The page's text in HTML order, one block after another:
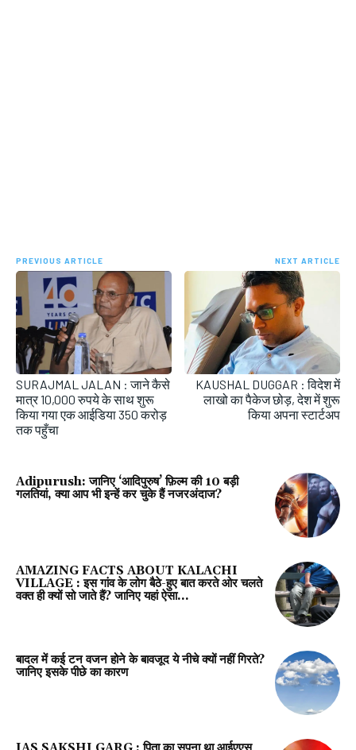
PREVIOUS ARTICLE
SURAJMAL JALAN : जाने कैसे
मात्र 10,000 रुपये के साथ शुरू
किया गया एक आईडिया 350 करोड़
तक पहुँचा
NEXT ARTICLE
KAUSHAL DUGGAR : विदेश में
लाखो का पैकेज छोड़, देश में शुरू
किया अपना स्टार्टअप
Adipurush: जानिए ‘आदिपुरुष’ फ़िल्म की 10 बड़ी
गलतियां, क्या आप भी इन्हें कर चुके हैं नजरअंदाज?
AMAZING FACTS ABOUT KALACHI
VILLAGE : इस गांव के लोग बैठे-हुए बात करते ओर चलते
वक्त ही क्यों सो जाते हैं? जानिए यहां ऐसा...
बादल में कई टन वजन होने के बावजूद ये नीचे क्यों नहीं गिरते?
जानिए इसके पीछे का कारण